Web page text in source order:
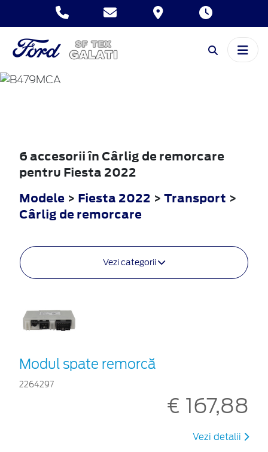
FIESTA
6 accesorii în Cârlig de remorcare
pentru Fiesta 2022
Modele > Fiesta 2022 > Transport >
Cârlig de remorcare
Vezi categorii
Modul spate remorcă
2264297
€ 167,88
Vezi detalii